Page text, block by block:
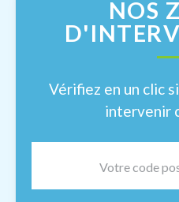
NOS
Vérifiez en un clic
intervenir